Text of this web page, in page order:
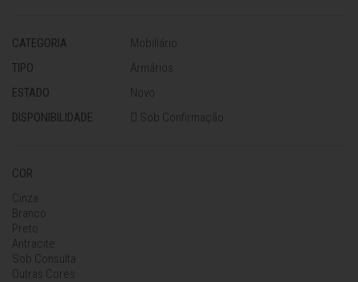
CATEGORIA
Mobiliário
TIPO
Armários
ESTADO
Novo
DISPONIBILIDADE
Sob Confirmação
COR
Cinza
Branco
Preto
Antracite
Sob Consulta
Outras Cores